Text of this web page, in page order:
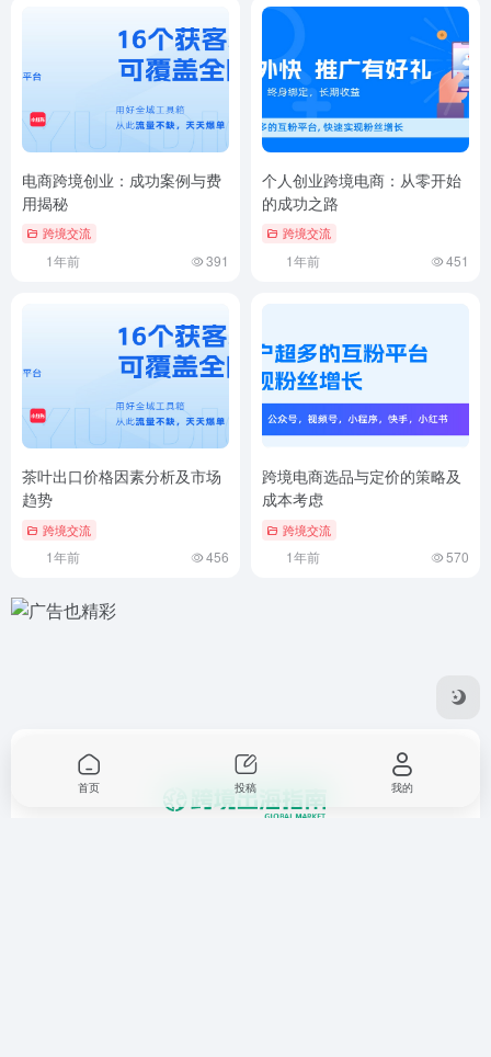
电商跨境创业：成功案例与费
用揭秘
跨境交流
1年前 391
个人创业跨境电商：从零开始
的成功之路
跨境交流
1年前 451
茶叶出口价格因素分析及市场
趋势
跨境交流
1年前 456
跨境电商选品与定价的策略及
成本考虑
跨境交流
1年前 570
首页 投稿 我的